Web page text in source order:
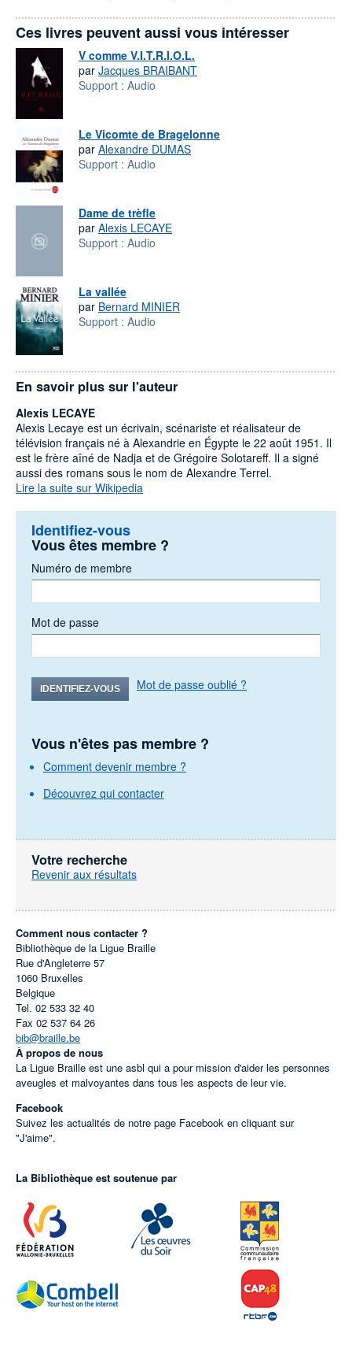
Ces livres peuvent aussi vous intéresser
V comme V.I.T.R.I.O.L.
par Jacques BRAIBANT
Support : Audio
Le Vicomte de Bragelonne
par Alexandre DUMAS
Support : Audio
Dame de trèfle
par Alexis LECAYE
Support : Audio
La vallée
par Bernard MINIER
Support : Audio
En savoir plus sur l'auteur
Alexis LECAYE
Alexis Lecaye est un écrivain, scénariste et réalisateur de
télévision français né à Alexandrie en Égypte le 22 août 1951. Il
est le frère aîné de Nadja et de Grégoire Solotareff. Il a signé
aussi des romans sous le nom de Alexandre Terrel.
Lire la suite sur Wikipedia
Identifiez-vous
Vous êtes membre ?
Numéro de membre
Mot de passe
IDENTIFIEZ-VOUS Mot de passe oublié ?
Vous n'êtes pas membre ?
Comment devenir membre ?
Découvrez qui contacter
Votre recherche
Revenir aux résultats
Comment nous contacter ?
Bibliothèque de la Ligue Braille
Rue d'Angleterre 57
1060 Bruxelles
Belgique
Tel. 02 533 32 40
Fax 02 537 64 26
bib@braille.be
À propos de nous
La Ligue Braille est une asbl qui a pour mission d'aider les personnes
aveugles et malvoyantes dans tous les aspects de leur vie.
Facebook
Suivez les actualités de notre page Facebook en cliquant sur
"J'aime".
La Bibliothèque est soutenue par